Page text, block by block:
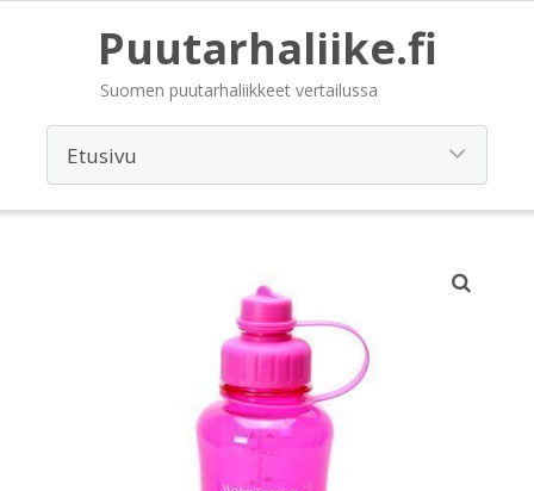
Puutarhaliike.fi
Suomen puutarhaliikkeet vertailussa